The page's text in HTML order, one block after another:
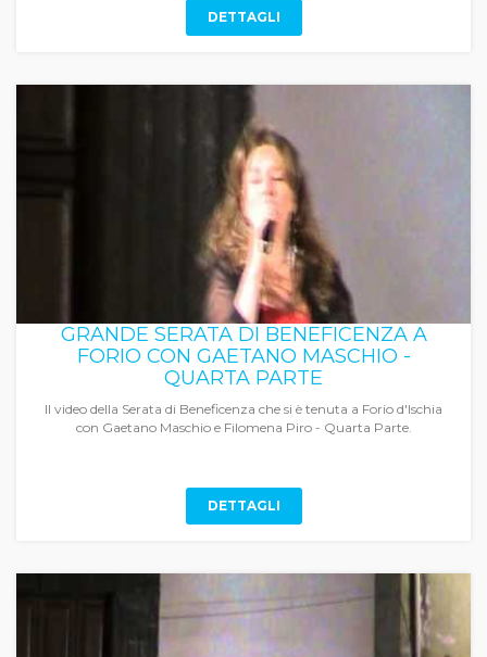
DETTAGLI
GRANDE SERATA DI BENEFICENZA A
FORIO CON GAETANO MASCHIO -
QUARTA PARTE
Il video della Serata di Beneficenza che si è tenuta a Forio d'Ischia
con Gaetano Maschio e Filomena Piro - Quarta Parte.
DETTAGLI